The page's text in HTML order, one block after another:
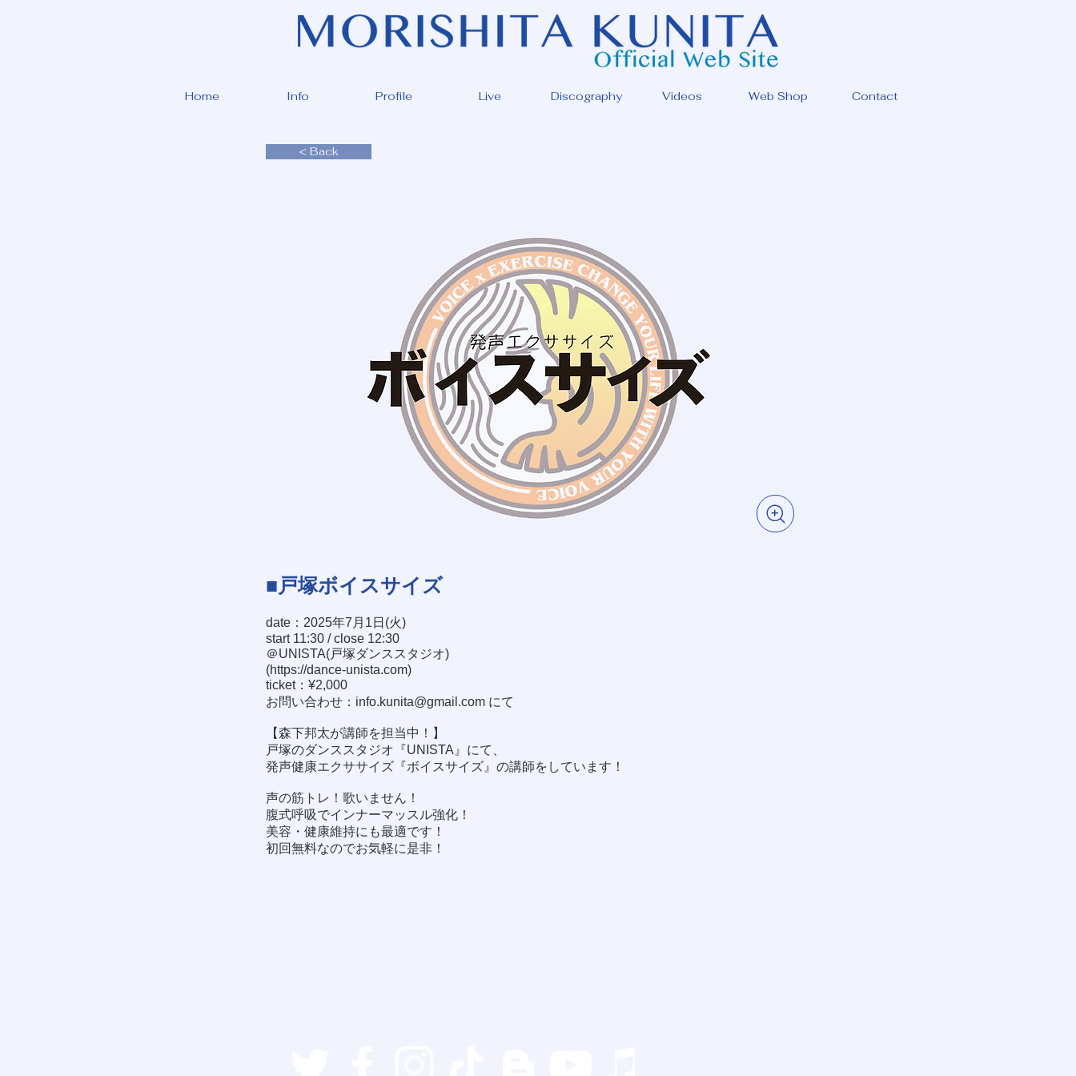
Home Info Profile Live Discography Videos Web Shop Contact
< Back
■戸塚ボイスサイズ
date：2025年7月1日(火)
start 11:30 / close 12:30
＠UNISTA(戸塚ダンススタジオ)
(https://dance-unista.com)
ticket：¥2,000
お問い合わせ： info.kunita@gmail.com にて
【森下邦太が講師を担当中！】
戸塚のダンススタジオ『UNISTA』にて、
発声健康エクササイズ『ボイスサイズ』の講師をしています！
声の筋トレ！歌いません！
腹式呼吸でインナーマッスル強化！
美容・健康維持にも最適です！
初回無料なのでお気軽に是非！